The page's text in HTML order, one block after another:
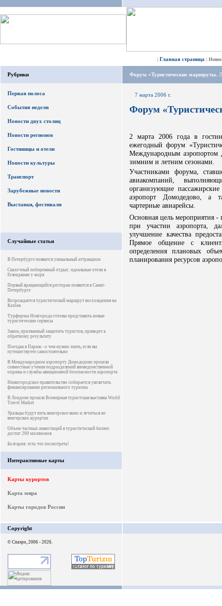
| Главная страница |
Рубрики
Первая полоса
События недели
Новости двух столиц
Новости регионов
Гостиницы и отели
Новости культуры
Транспорт
Зарубежные новости
Выставки, фестивали
Случайные статьи
В Петербурге появится уникальный аттракцион
Сказочный побережный отдых: идеальные отели в
Геленджике у моря
Первый вращающийся ресторан появится в Санкт-
Петербурге
Возрождается туристический маршрут восхождения на
Казбек
Турфирмы Новгорода готовы представить новые
туристические сервисы
Закон, призванный защитить туристов, приведет к
обратному результату
Поездка в Париж - о чем нужно знать, если вы
путешествуете самостоятельно
В Международном аэропорту Домодедово прошли
совместные учения подразделений вневедомственной
охраны и службы авиационной безопасности аэропорта
Нижегородское правительство собирается увеличить
финансирование регионального туризма
В Лондоне прошла Всемирная туристская выставка World
Travel Market
Уральцы будут пить венгерское вино и лечиться не
венгерских курортах
Объем частных инвестиций в туристический бизнес
достиг 200 миллионов
Болгария: есть что посмотреть!
Интерактивные карты
Карты курортов
Карта мира
Карты городов России
Форум «Туристические маршруты.
7 марта 2006 г.
Форум
2 марта 2006 года в
ежегодный форум
Международным аэропортом
зимним и летним сезонами.
Участниками форума,
авиакомпаний,
организующие
аэропорт Домодедово, а
чартерные авиарейсы.
Основная цель мероприятия -
при участии аэропорта,
улучшение качества
Прямое общение с
определения плановых
планирования ресурсов
Copyright
© Спаэро, 2006 - 2026.